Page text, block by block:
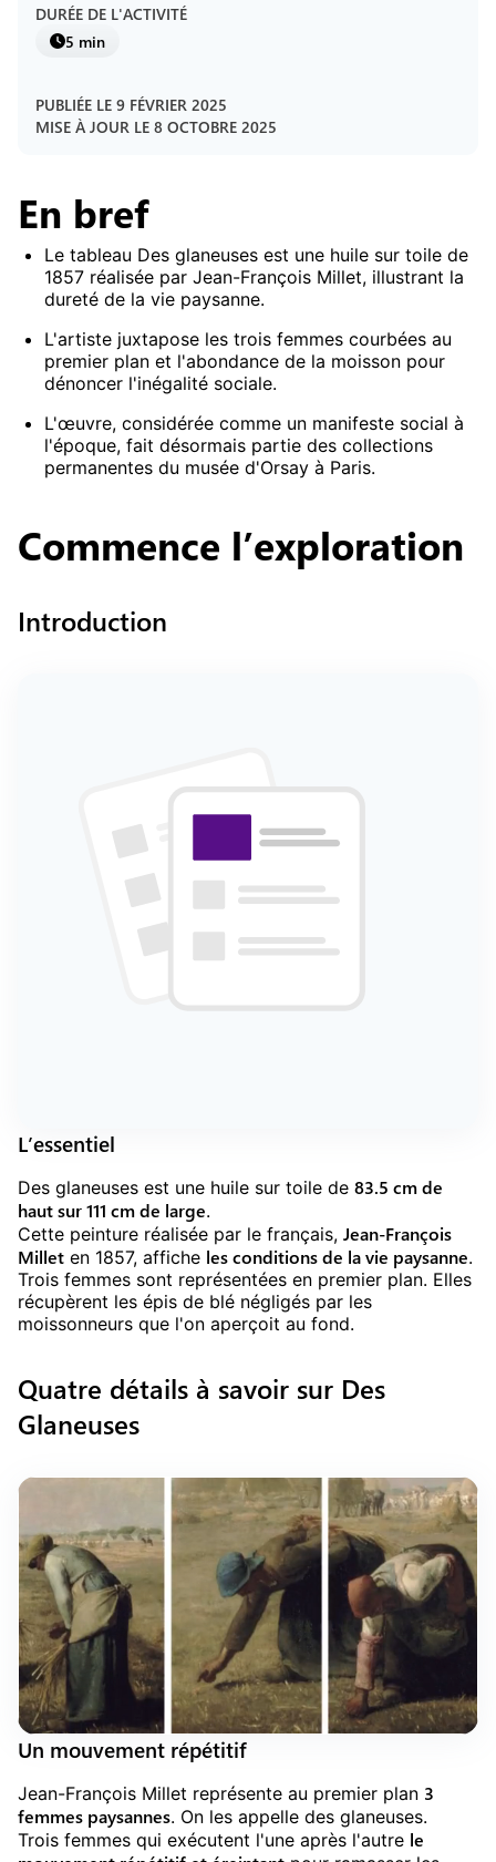
DURÉE DE L'ACTIVITÉ
5 min
PUBLIÉE LE 9 FÉVRIER 2025
MISE À JOUR LE 8 OCTOBRE 2025
En bref
Le tableau Des glaneuses est une huile sur toile de
1857 réalisée par Jean-François Millet, illustrant la
dureté de la vie paysanne.
L'artiste juxtapose les trois femmes courbées au
premier plan et l'abondance de la moisson pour
dénoncer l'inégalité sociale.
L'œuvre, considérée comme un manifeste social à
l'époque, fait désormais partie des collections
permanentes du musée d'Orsay à Paris.
Commence l’exploration
Introduction
L’essentiel
Des glaneuses est une huile sur toile de 83.5 cm de
haut sur 111 cm de large.
Cette peinture réalisée par le français, Jean-François
Millet en 1857, affiche les conditions de la vie paysanne.
Trois femmes sont représentées en premier plan. Elles
récupèrent les épis de blé négligés par les
moissonneurs que l'on aperçoit au fond.
Quatre détails à savoir sur Des
Glaneuses
Un mouvement répétitif
Jean-François Millet représente au premier plan 3
femmes paysannes. On les appelle des glaneuses.
Trois femmes qui exécutent l'une après l'autre le